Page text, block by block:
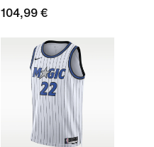
104,99 €